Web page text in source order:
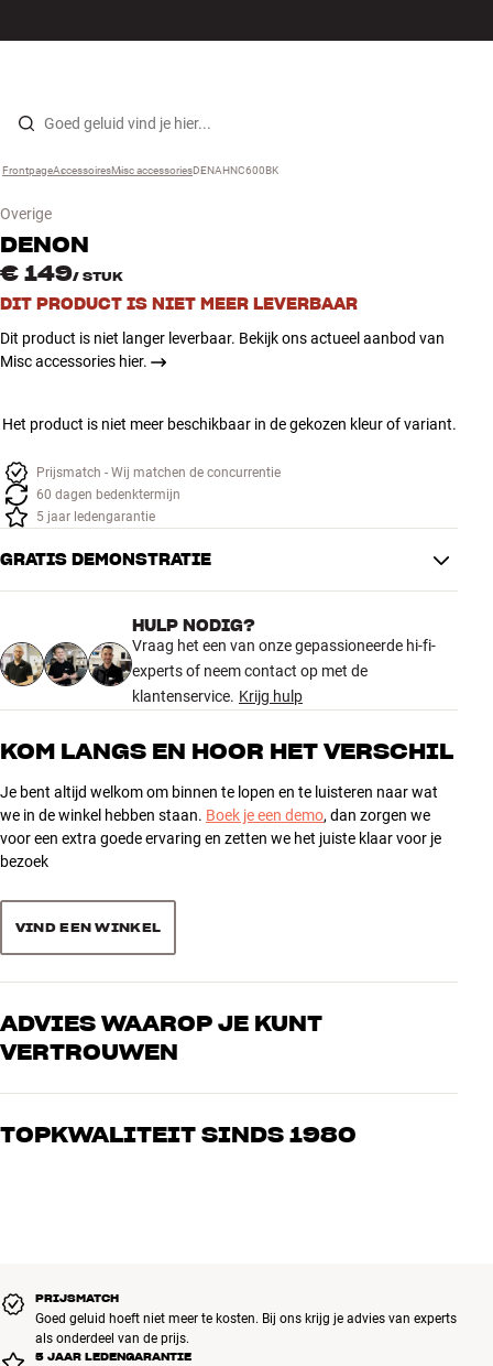
Skip to content
Luidsprekers
Koptelefoons
Surround
Tv
Accessoires
INSPIRATIE
MERKEN
NIEUW
Winkels
Klantenservice
Inloggen
Klantenservice
Frontpage ›
Accessoires ›
Misc accessories ›
DENAHNC600BK
Overige
DENON
€ 149/ STUK
DIT PRODUCT IS NIET MEER LEVERBAAR
Dit product is niet langer leverbaar. Bekijk ons actueel aanbod van
Misc accessories hier.
Het product is niet meer beschikbaar in de gekozen kleur of variant.
Prijsmatch - Wij matchen de concurrentie
60 dagen bedenktermijn
5 jaar ledengarantie
GRATIS DEMONSTRATIE
HULP NODIG?
Vraag het een van onze gepassioneerde hi-fi-
experts of neem contact op met de
klantenservice. Krijg hulp
KOM LANGS EN HOOR HET VERSCHIL
Je bent altijd welkom om binnen te lopen en te luisteren naar wat
we in de winkel hebben staan. Boek je een demo, dan zorgen we
voor een extra goede ervaring en zetten we het juiste klaar voor je
bezoek
VIND EEN WINKEL
ADVIES WAAROP JE KUNT
VERTROUWEN
Onze medewerkers zijn echte liefhebbers die de producten door en
muziek als home cinema. Vertel ons wat je zoekt, dan vinden we
TOPKWALITEIT SINDS 1980
PRIJSMATCH
Goed geluid hoeft niet meer te kosten. Bij ons krijg je advies van experts
als onderdeel van de prijs.
5 JAAR LEDENGARANTIE